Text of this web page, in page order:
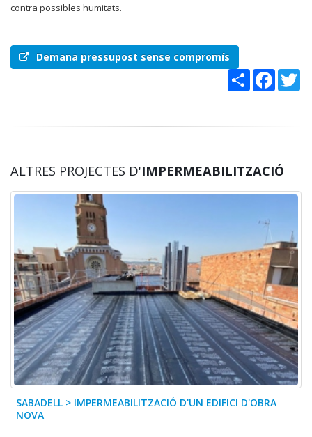
contra possibles humitats.
Demana pressupost sense compromís
Share
ALTRES PROJECTES D'IMPERMEABILITZACIÓ
SABADELL > IMPERMEABILITZACIÓ D'UN EDIFICI D'OBRA
NOVA